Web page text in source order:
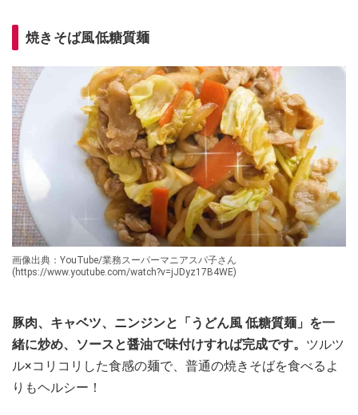
焼きそば風低糖質麺
画像出典：YouTube/業務スーパーマニアスパ子さん
(https://www.youtube.com/watch?v=jJDyz17B4WE)
豚肉、キャベツ、ニンジンと「うどん風 低糖質麺」を一
緒に炒め、ソースと醤油で味付けすれば完成です。 ツルツ
ル×コリコリした食感の麺で、普通の焼きそばを食べるよ
りもヘルシー！